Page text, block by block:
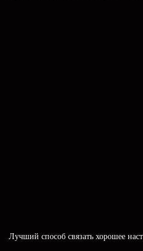
Лучший способ связать хорошее